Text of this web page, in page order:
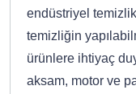
endüstriyel
temizliğin
ürünlere ihtiyaç
aksam, motor ve